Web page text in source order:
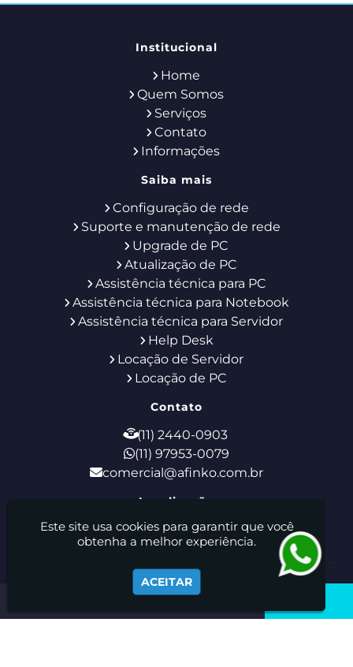
Institucional
Home
Quem Somos
Serviços
Contato
Informações
Saiba mais
Configuração de rede
Suporte e manutenção de rede
Upgrade de PC
Atualização de PC
Assistência técnica para PC
Assistência técnica para Notebook
Assistência técnica para Servidor
Help Desk
Locação de Servidor
Locação de PC
Contato
(11) 2440-0903
(11) 97953-0079
comercial@afinko.com.br
Localização
Rua Godofredo Furtado, 28 - Tucuruvi - São
Paulo / SP - CEP: 02308-110
Afinko Locação E Manutenção De Equipamentos De
Informática Ltda - Suporte de TI - Locação de Notebooks
Este site usa cookies para garantir que você
obtenha a melhor experiência.
ACEITAR